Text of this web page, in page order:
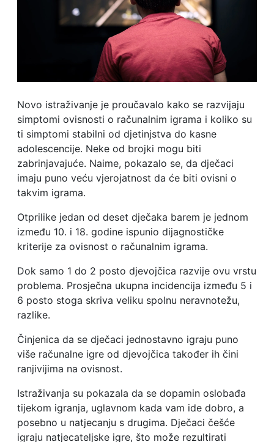
Novo istraživanje je proučavalo kako se razvijaju
simptomi ovisnosti o računalnim igrama i koliko su
ti simptomi stabilni od djetinjstva do kasne
adolescencije. Neke od brojki mogu biti
zabrinjavajuće. Naime, pokazalo se, da dječaci
imaju puno veću vjerojatnost da će biti ovisni o
takvim igrama.
Otprilike jedan od deset dječaka barem je jednom
između 10. i 18. godine ispunio dijagnostičke
kriterije za ovisnost o računalnim igrama.
Dok samo 1 do 2 posto djevojčica razvije ovu vrstu
problema. Prosječna ukupna incidencija između 5 i
6 posto stoga skriva veliku spolnu neravnotežu,
razlike.
Činjenica da se dječaci jednostavno igraju puno
više računalne igre od djevojčica također ih čini
ranjivijima na ovisnost.
Istraživanja su pokazala da se dopamin oslobađa
tijekom igranja, uglavnom kada vam ide dobro, a
posebno u natjecanju s drugima. Dječaci češće
igraju natjecateljske igre, što može rezultirati